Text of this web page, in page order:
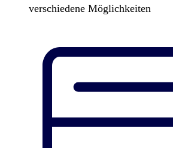
verschiedene Möglichkeiten